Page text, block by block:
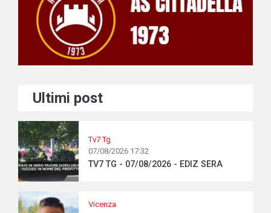
Ultimi post
Tv7 Tg
07/08/2026 17:32
TV7 TG - 07/08/2026 - EDIZ SERA
Vicenza